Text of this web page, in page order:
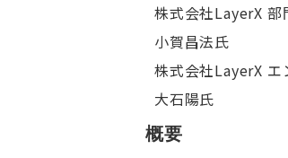
株式会社LayerX 部
小賀昌法氏
株式会社LayerX エ
大石陽氏
概要